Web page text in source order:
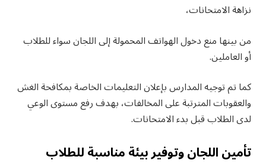
نزاهة الامتحانات،
من بينها منع دخول الهواتف المحمولة إلى اللجان سواء للطلاب
أو العاملين.
كما تم توجيه المدارس بإعلان التعليمات الخاصة بمكافحة الغش
والعقوبات المترتبة على المخالفات، بهدف رفع مستوى الوعي
لدى الطلاب قبل بدء الامتحانات.
تأمين اللجان وتوفير بيئة مناسبة للطلاب